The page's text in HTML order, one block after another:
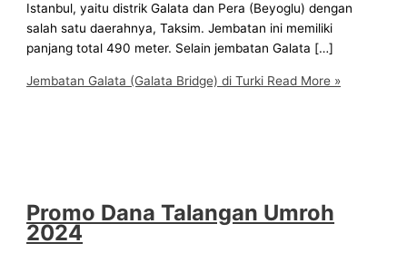
Istanbul, yaitu distrik Galata dan Pera (Beyoglu) dengan
salah satu daerahnya, Taksim. Jembatan ini memiliki
panjang total 490 meter. Selain jembatan Galata […]
Jembatan Galata (Galata Bridge) di Turki Read More »
Promo Dana Talangan Umroh
2024